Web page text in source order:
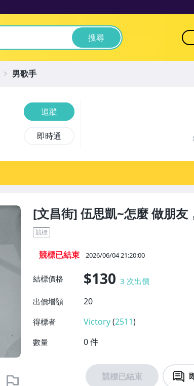
搜尋
[文昌街] 伍思凱~怎麼 做朋
競標
競標已結束 2026/06/04 21:20:00
結標價格 $130 3 次出價
出價增額
20
得標者 Victory (2511)
數量 0件
競標已結束
追蹤
即時通
男歌手